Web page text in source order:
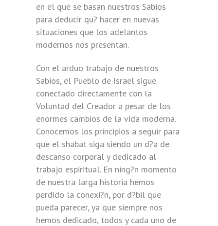
en el que se basan nuestros Sabios
para deducir qu? hacer en nuevas
situaciones que los adelantos
modernos nos presentan.
Con el arduo trabajo de nuestros
Sabios, el Pueblo de Israel sigue
conectado directamente con la
Voluntad del Creador a pesar de los
enormes cambios de la vida moderna.
Conocemos los principios a seguir para
que el shabat siga siendo un d?a de
descanso corporal y dedicado al
trabajo espiritual. En ning?n momento
de nuestra larga historia hemos
perdido la conexi?n, por d?bil que
pueda parecer, ya que siempre nos
hemos dedicado, todos y cada uno de